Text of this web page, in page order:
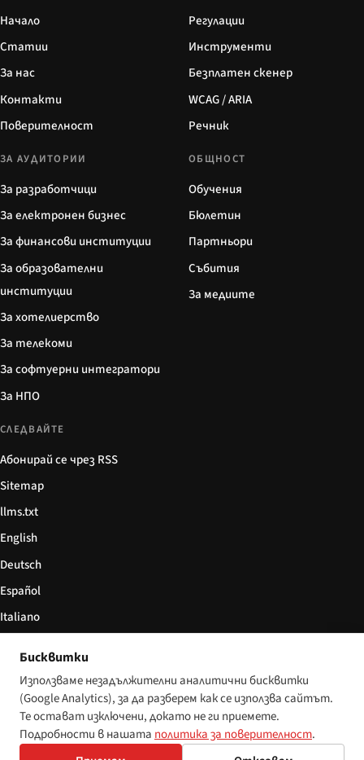
Начало
Статии
За нас
Контакти
Поверителност
Регулации
Инструменти
Безплатен скенер
WCAG / ARIA
Речник
ЗА АУДИТОРИИ
За разработчици
За електронен бизнес
За финансови институции
За образователни
институции
За хотелиерство
За телекоми
За софтуерни интегратори
За НПО
ОБЩНОСТ
Обучения
Бюлетин
Партньори
Събития
За медиите
СЛЕДВАЙТЕ
Абонирай се чрез RSS
Sitemap
llms.txt
English
Deutsch
Español
Italiano
© 2026 Disability World. Всички права запазени. Настройки за бисквитки
Бисквитки
Използваме незадължителни аналитични бисквитки
(Google Analytics), за да разберем как се използва сайтът.
Те остават изключени, докато не ги приемете.
Подробности в нашата политика за поверителност.